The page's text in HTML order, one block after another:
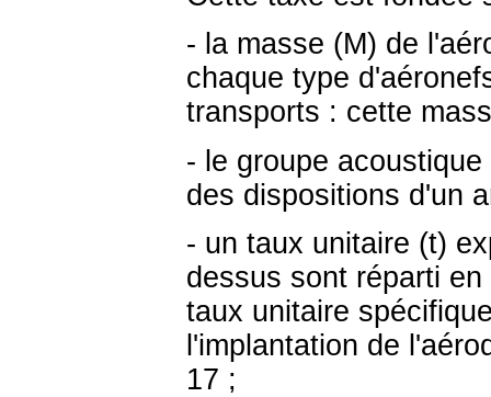
- la masse (M) de
chaque type
transports : cette
- le groupe
des dispositions d'un
- un taux unitaire (t)
dessus sont réparti
taux unitaire
l'implantation de
17 ;